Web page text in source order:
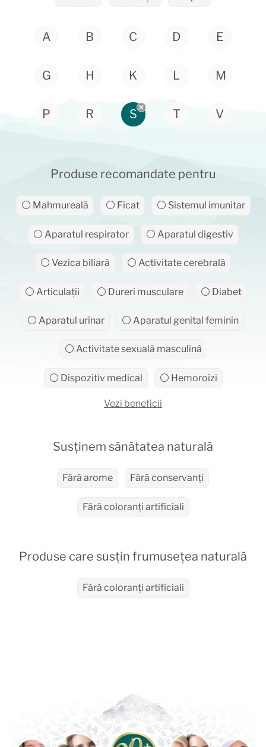
A B C D E
G H K L M
P R S T V
Produse recomandate pentru
⚪ Mahmureală ⚪ Ficat ⚪ Sistemul imunitar
⚪ Aparatul respirator ⚪ Aparatul digestiv
⚪ Vezica biliară ⚪ Activitate cerebrală
⚪ Articulații ⚪ Dureri musculare ⚪ Diabet
⚪ Aparatul urinar ⚪ Aparatul genital feminin
⚪ Activitate sexuală masculină
⚪ Dispozitiv medical ⚪ Hemoroizi
Vezi beneficii
Susținem sănătatea naturală
Fără arome Fără conservanți
Fără coloranți artificiali
Produse care susțin frumusețea naturală
Fără coloranți artificiali